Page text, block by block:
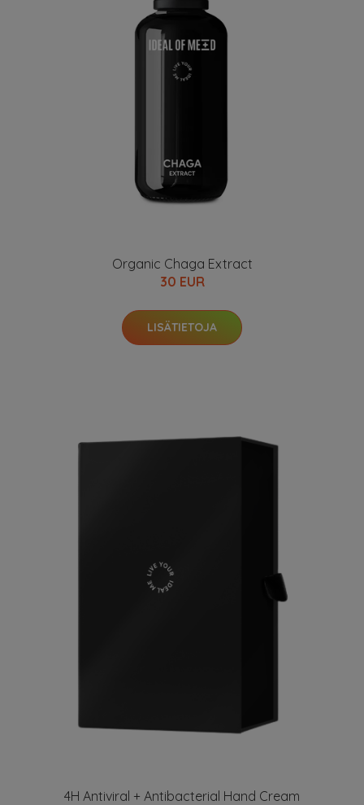
Organic Chaga Extract
30 EUR
LISÄTIETOJA
4H Antiviral + Antibacterial Hand Cream